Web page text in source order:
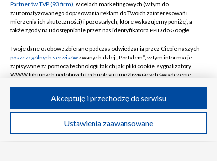
Transmisje Wideo
DO GÓRY
TVP
Abonament TVP
Biuro Reklamy
Oferta Handlowa
Telegazeta ogłoszenia
Emisja w TVP
Rada Programowa
Ogłoszenia przetargowe
Regulamin TVP
Moje zgody
Biuro reklamy
Kontakt
©2026 Telewizja Polska Spółka Akcyjna w likwidacji
Partnerów TVP (93 firm), w celach marketingowych (w tym do
zautomatyzowanego dopasowania reklam do Twoich zainteresowań i
mierzenia ich skuteczności) i pozostałych, które wskazujemy poniżej, a
także zgody na udostępnianie przez nas identyfikatora PPID do Google.
Twoje dane osobowe zbierane podczas odwiedzania przez Ciebie naszych
poszczególnych serwisówzwanych dalej „Portalem”, w tym informacje
zapisywane za pomocą technologii takich jak: pliki cookie, sygnalizatory
WWW lub innych podobnych technologii umożliwiających świadczenie
ruchu w Internecie.
Twoje dane osobowe zbierane podczas odwiedzania przez Ciebie
poszczególnych serwisówna Portalu, takie jak adresy IP, identyfikatory
Ustawienia zaawansowane
Akceptuję i przechodzę do serwisu